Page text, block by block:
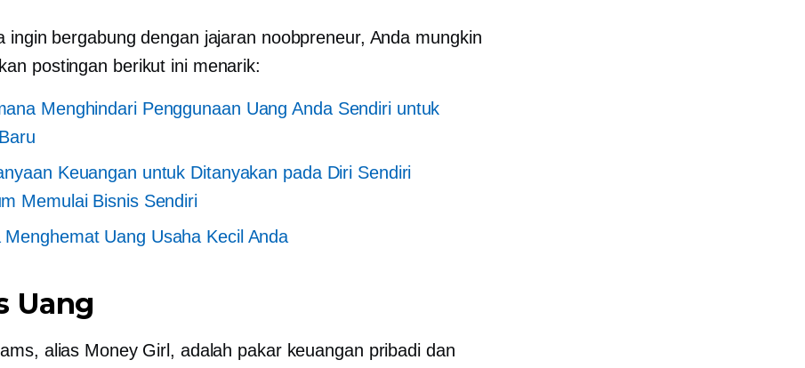
ingin bergabung dengan jajaran noobpreneur, Anda mungkin
postingan berikut ini menarik:
Menghindari Penggunaan Uang Anda Sendiri untuk
Keuangan untuk Ditanyakan pada Diri Sendiri
Memulai Bisnis Sendiri
Menghemat Uang Usaha Kecil Anda
Uang
alias Money Girl, adalah pakar keuangan pribadi dan